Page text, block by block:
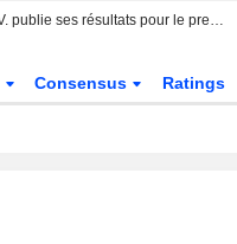
Grupo Herdez, S.A.B. de C.V. publie ses résultats pour le premier trimestre clos le 31 mars 2026
Consensus Ratings